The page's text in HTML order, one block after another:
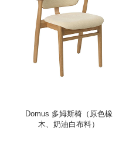
Domus 多姆斯椅（原色橡
木、奶油白布料）